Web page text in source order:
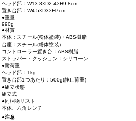
ヘッド部：W13.8×D2.4×H9.8cm
置き台部：W4.5×D3×H7cm
●重量
990g
●材質
本体：スチール(粉体塗装)・ABS樹脂
台座：スチール(粉体塗装)
コントローラー置き台：ABS樹脂
ストッパー・クッション：シリコーン
●耐荷重
ヘッド部：1kg
置き台部1つあたり：500g(静止荷重)
●組立状態
組立式
●同梱物リスト
本体、六角レンチ
●注意